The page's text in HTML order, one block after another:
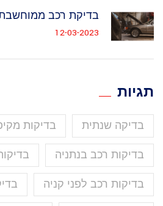
בדיקת רכב
12-03-2023
תגיות
בדיקה שנתית בדיקות
בדיקות רכב בנתניה
בדיקות רכב לפני קניה